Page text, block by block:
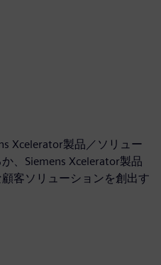
Xcelerator製品／ソリュー
、Siemens Xcelerator製品
客ソリューションを創出す